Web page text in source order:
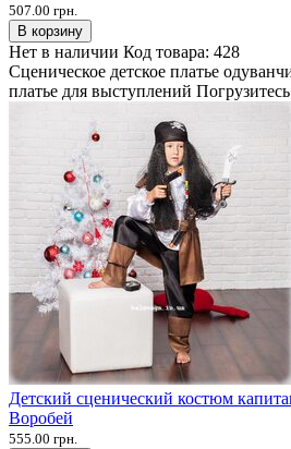
507.00 грн.
В корзину
Нет в наличии Код товара: 428
Сценическое детское платье
платье для выступлений
Детский сценический костюм
Воробей
555.00 грн.